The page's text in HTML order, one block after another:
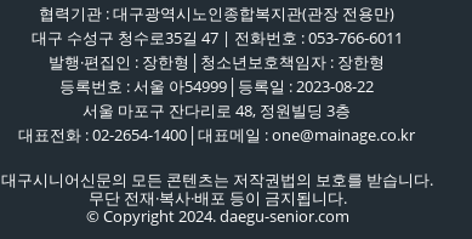
협력기관 : 대구광역시노인종합복지관(관장 전용만)
대구 수성구 청수로35길 47 | 전화번호 : 053-766-6011
발행·편집인 : 장한형│청소년보호책임자 : 장한형
등록번호 : 서울 아54999│등록일 : 2023-08-22
서울 마포구 잔다리로 48, 정원빌딩 3층
대표전화 : 02-2654-1400│대표메일 : one@mainage.co.kr
대구시니어신문의 모든 콘텐츠는 저작권법의 보호를 받습니다.
무단 전재·복사·배포 등이 금지됩니다.
© Copyright 2024. daegu-senior.com